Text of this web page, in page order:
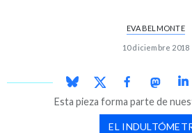
EVA BELMONTE
10 diciembre 2018
Esta pieza forma parte de
EL